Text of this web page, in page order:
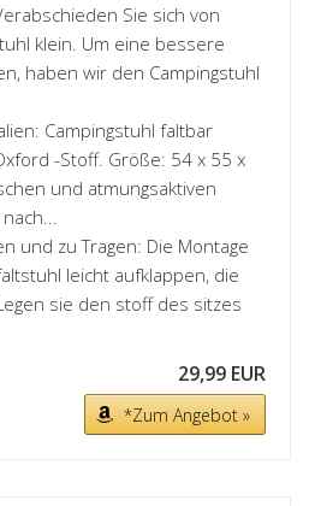
Sie sich von
klein. Um eine bessere
haben wir den Campingstuhl
Campingstuhl faltbar
-Stoff. Größe: 54 x 55 x
und atmungsaktiven
und zu Tragen: Die Montage
leicht aufklappen, die
sie den stoff des sitzes
29,99 EUR
*Zum Angebot »